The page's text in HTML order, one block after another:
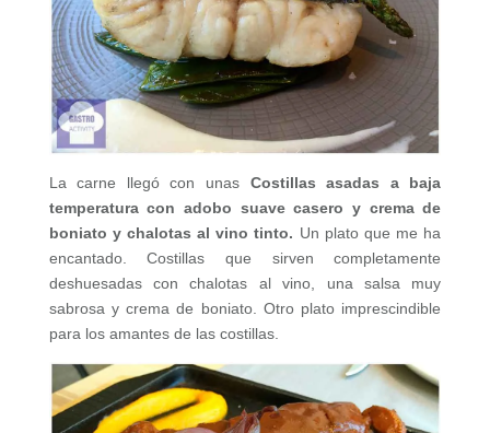
La carne llegó con unas Costillas asadas a baja
temperatura con adobo suave casero y crema de
boniato y chalotas al vino tinto. Un plato que me ha
encantado. Costillas que sirven completamente
deshuesadas con chalotas al vino, una salsa muy
sabrosa y crema de boniato. Otro plato imprescindible
para los amantes de las costillas.